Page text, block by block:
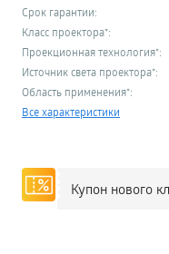
Срок гарантии:
Класс проектора*:
Проекционная технология*:
Источник света проектора*:
Область применения*:
Все характеристики
Купон нового